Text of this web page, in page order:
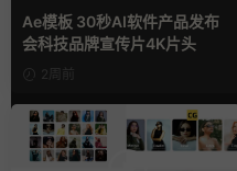
Ae模板 30秒AI软件产品发布
会科技品牌宣传片4K片头
2周前